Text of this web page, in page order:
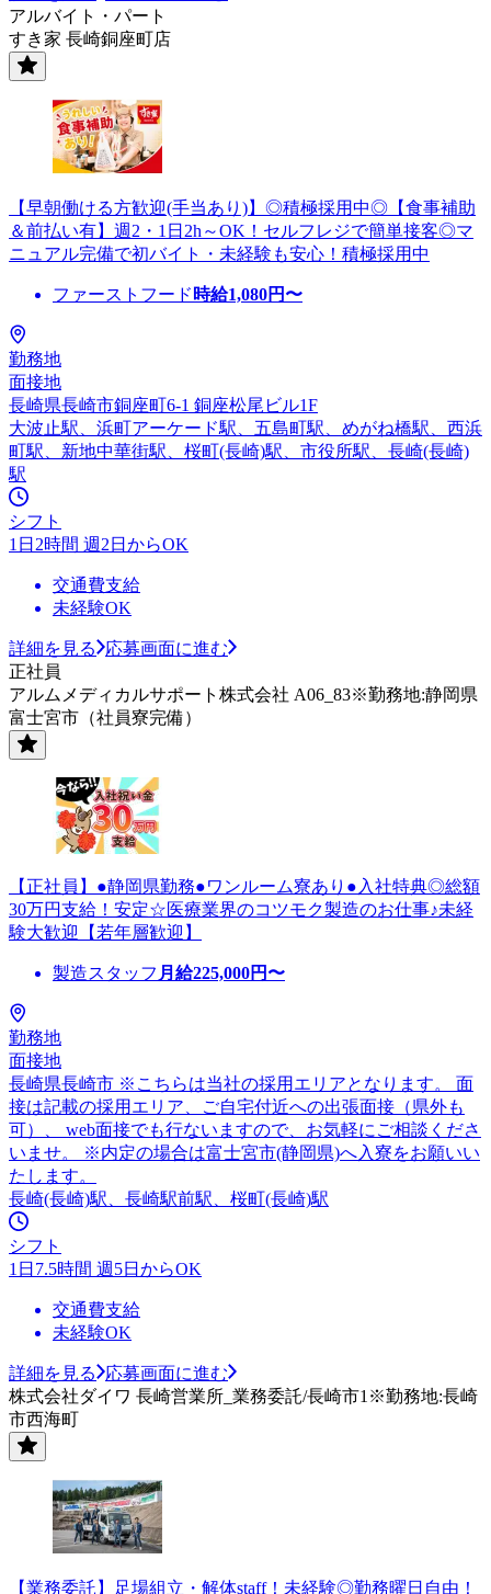
アルバイト・パート
すき家 長崎銅座町店
【早朝働ける方歓迎(手当あり)】◎積極採用中◎【食事補助
＆前払い有】週2・1日2h～OK！セルフレジで簡単接客◎マ
ニュアル完備で初バイト・未経験も安心！積極採用中
ファーストフード 時給1,080円〜
勤務地
面接地
長崎県長崎市銅座町6-1 銅座松尾ビル1F
大波止駅、浜町アーケード駅、五島町駅、めがね橋駅、西浜
町駅、新地中華街駅、桜町(長崎)駅、市役所駅、長崎(長崎)
駅
シフト
1日2時間 週2日からOK
交通費支給
未経験OK
詳細を見る
応募画面に進む
正社員
アルムメディカルサポート株式会社 A06_83※勤務地:静岡県
富士宮市（社員寮完備）
【正社員】●静岡県勤務●ワンルーム寮あり●入社特典◎総額
30万円支給！安定☆医療業界のコツモク製造のお仕事♪未経
験大歓迎【若年層歓迎】
製造スタッフ 月給225,000円〜
勤務地
面接地
長崎県長崎市 ※こちらは当社の採用エリアとなります。 面
接は記載の採用エリア、ご自宅付近への出張面接（県外も
可）、 web面接でも行ないますので、お気軽にご相談くださ
いませ。 ※内定の場合は富士宮市(静岡県)へ入寮をお願いい
たします。
長崎(長崎)駅、長崎駅前駅、桜町(長崎)駅
シフト
1日7.5時間 週5日からOK
交通費支給
未経験OK
詳細を見る
応募画面に進む
株式会社ダイワ 長崎営業所_業務委託/長崎市1※勤務地:長崎
市西海町
【業務委託】足場組立・解体staff！未経験◎勤務曜日自由！